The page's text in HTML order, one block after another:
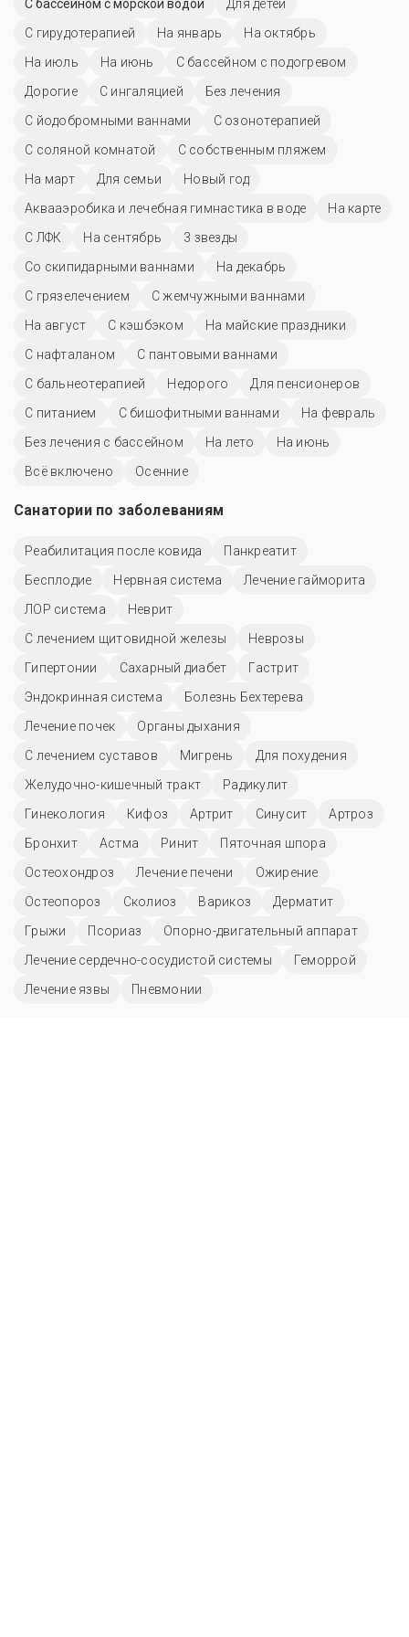
С бассейном с морской водой
Для детей
С гирудотерапией
На январь
На октябрь
На июль
На июнь
С бассейном с подогревом
Дорогие
С ингаляцией
Без лечения
С йодобромными ваннами
С озонотерапией
С соляной комнатой
С собственным пляжем
На март
Для семьи
Новый год
Аквааэробика и лечебная гимнастика в воде
На карте
С ЛФК
На сентябрь
3 звезды
Со скипидарными ваннами
На декабрь
С грязелечением
С жемчужными ваннами
На август
С кэшбэком
На майские праздники
С нафталаном
С пантовыми ваннами
С бальнеотерапией
Недорого
Для пенсионеров
С питанием
С бишофитными ваннами
На февраль
Без лечения с бассейном
На лето
На июнь
Всё включено
Осенние
Санатории по заболеваниям
Реабилитация после ковида
Панкреатит
Бесплодие
Нервная система
Лечение гайморита
ЛОР система
Неврит
С лечением щитовидной железы
Неврозы
Гипертонии
Сахарный диабет
Гастрит
Эндокринная система
Болезнь Бехтерева
Лечение почек
Органы дыхания
С лечением суставов
Мигрень
Для похудения
Желудочно-кишечный тракт
Радикулит
Гинекология
Кифоз Артрит Синусит
Артроз
Бронхит
Астма Ринит
Пяточная шпора
Остеохондроз
Лечение печени
Ожирение
Остеопороз
Сколиоз Варикоз
Дерматит
Грыжи
Псориаз
Опорно-двигательный аппарат
Лечение сердечно-сосудистой системы
Геморрой
Лечение язвы
Пневмонии